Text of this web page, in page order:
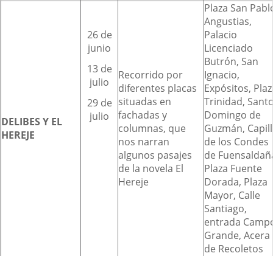
DELIBES Y EL
HEREJE
26 de
junio
13 de
julio
29 de
julio
Recorrido por
diferentes placas
situadas en
fachadas y
columnas, que
nos narran
algunos pasajes
de la novela El
Hereje
Plaza San
Angustias,
Palacio
Licenciado
Butrón, San
Ignacio,
Expósitos,
Trinidad,
Domingo de
Guzmán,
de los Condes
de
Plaza Fuente
Dorada, Plaza
Mayor, Calle
Santiago,
entrada
Grande, Acera
de Recoletos